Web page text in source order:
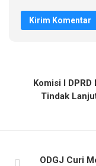
Komisi I
Tindak
ODGJ Curi